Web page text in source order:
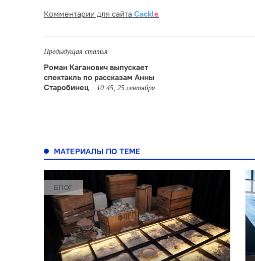
Комментарии для сайта Cackle
Предыдущая статья
Роман Каганович выпускает
спектакль по рассказам Анны
Старобинец
10:45, 25 сентября
МАТЕРИАЛЫ ПО ТЕМЕ
БЛОГ